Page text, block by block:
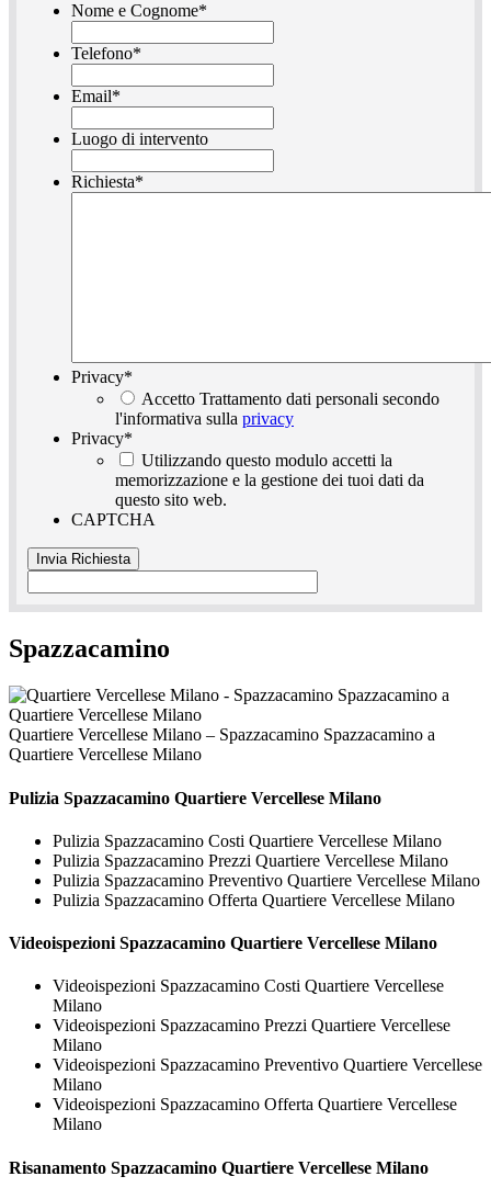
Nome e Cognome*
Telefono*
Email*
Luogo di intervento
Richiesta*
Privacy*
Accetto Trattamento dati personali secondo
l'informativa sulla privacy
Privacy*
Utilizzando questo modulo accetti la
memorizzazione e la gestione dei tuoi dati da
questo sito web.
CAPTCHA
Spazzacamino
Quartiere Vercellese Milano – Spazzacamino Spazzacamino a
Quartiere Vercellese Milano
Pulizia Spazzacamino Quartiere Vercellese Milano
Pulizia Spazzacamino Costi Quartiere Vercellese Milano
Pulizia Spazzacamino Prezzi Quartiere Vercellese Milano
Pulizia Spazzacamino Preventivo Quartiere Vercellese Milano
Pulizia Spazzacamino Offerta Quartiere Vercellese Milano
Videoispezioni Spazzacamino Quartiere Vercellese Milano
Videoispezioni Spazzacamino Costi Quartiere Vercellese
Milano
Videoispezioni Spazzacamino Prezzi Quartiere Vercellese
Milano
Videoispezioni Spazzacamino Preventivo Quartiere Vercellese
Milano
Videoispezioni Spazzacamino Offerta Quartiere Vercellese
Milano
Risanamento Spazzacamino Quartiere Vercellese Milano